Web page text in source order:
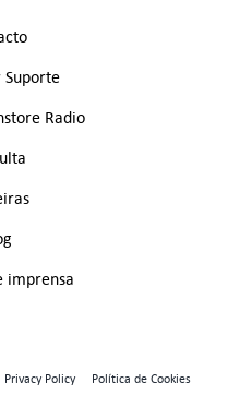
Suporte
Radio
imprensa
Privacy Policy
Política de Cookies